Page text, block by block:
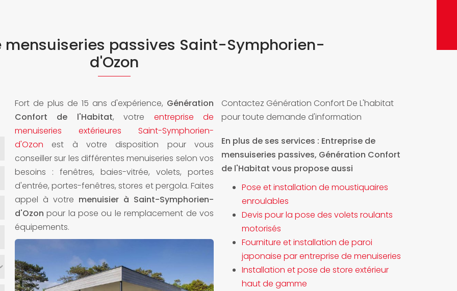
mensuiseries passives Saint-Symphorien-
d'Ozon
Fort de plus de 15 ans d'expérience, Génération
Confort de l'Habitat, votre entreprise de
menuiseries extérieures Saint-Symphorien-
d'Ozon est à votre disposition pour vous
conseiller sur les différentes menuiseries selon vos
besoins : fenêtres, baies-vitrée, volets, portes
d'entrée, portes-fenêtres, stores et pergola. Faites
appel à votre menuisier à Saint-Symphorien-
d'Ozon pour la pose ou le remplacement de vos
équipements.
Contactez Génération Confort De L'habitat
pour toute demande d'information
En plus de ses services : Entreprise de
mensuiseries passives, Génération Confort
de l'Habitat vous propose aussi
Pose et installation de moustiquaires
enroulables
Devis pour la pose des volets roulants
motorisés
Fourniture et installation de paroi
japonaise par entreprise de menuiseries
Installation et pose de store extérieur
haut de gamme